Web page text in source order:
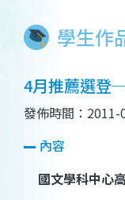
學生作
4月推薦選
發佈時間：2011-
內容
國文學科中心